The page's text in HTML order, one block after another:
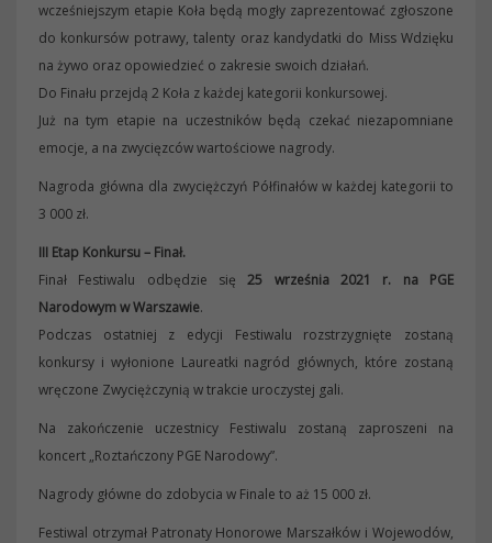
wcześniejszym etapie Koła będą mogły zaprezentować zgłoszone
do konkursów potrawy, talenty oraz kandydatki do Miss Wdzięku
na żywo oraz opowiedzieć o zakresie swoich działań.
Do Finału przejdą 2 Koła z każdej kategorii konkursowej.
Już na tym etapie na uczestników będą czekać niezapomniane
emocje, a na zwycięzców wartościowe nagrody.
Nagroda główna dla zwyciężczyń Półfinałów w każdej kategorii to
3 000 zł.
III Etap Konkursu – Finał.
Finał Festiwalu odbędzie się25 września 2021 r. na PGE
Narodowym w Warszawie.
Podczas ostatniej z edycji Festiwalu rozstrzygnięte zostaną
konkursy i wyłonione Laureatki nagród głównych, które zostaną
wręczone Zwyciężczynią w trakcie uroczystej gali.
Na zakończenie uczestnicy Festiwalu zostaną zaproszeni na
koncert „Roztańczony PGE Narodowy”.
Nagrody główne do zdobycia w Finale to aż 15 000 zł.
Festiwal otrzymał Patronaty Honorowe Marszałków i Wojewodów,